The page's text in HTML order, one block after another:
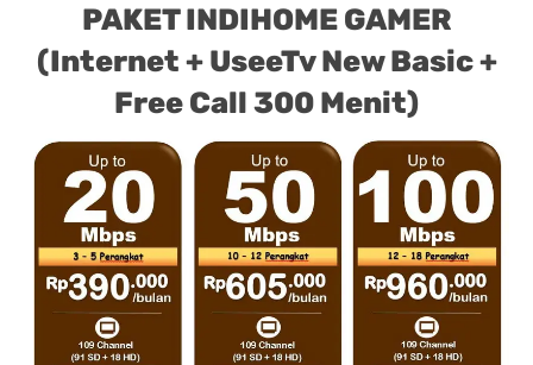
PAKET INDIHOME GAMER
(Internet + UseeTv New Basic +
Free Call 300 Menit)